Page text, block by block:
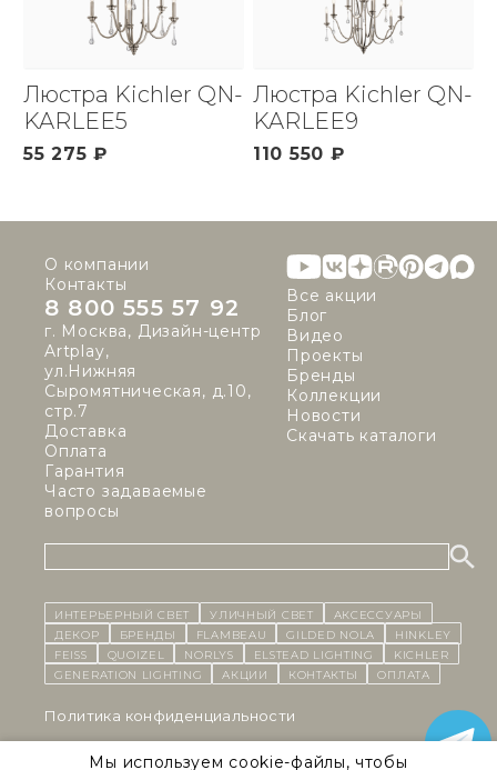
Люстра Kichler QN-
KARLEE5
55 275 ₽
Люстра Kichler QN-
KARLEE9
110 550 ₽
О компании
Контакты
8 800 555 57 92
г. Москва, Дизайн-центр
Artplay,
ул.Нижняя
Сыромятническая, д.10,
стр.7
Доставка
Оплата
Гарантия
Часто задаваемые
вопросы
Все акции
Блог
Видео
Проекты
Бренды
Коллекции
Новости
Скачать каталоги
ИНТЕРЬЕРНЫЙ СВЕТ уличный СВЕТ
Аксессуары
декор
бренды Flambeau Gilded Nola
Hinkley
Feiss
Quoizel Norlys Elstead Lighting
Kichler
Generation Lighting
Акции контакты Оплата
Политика конфиденциальности
Cоглашение на обработку персональных данных
Мы используем cookie-файлы, чтобы